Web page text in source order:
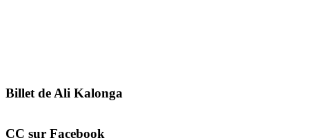
Billet de Ali Kalonga
CC sur Facebook